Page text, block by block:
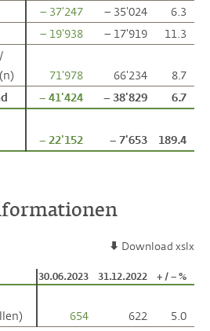
– 37'247 – 35'024
6.3
– 19'938 – 17'919
11.3
71'978 66'234
8.7
– 41'424 – 38'829
6.7
– 22'152 – 7'653 189.4
Download xslx
30.06.2023 31.12.2022 + / – %
654 622 5.0